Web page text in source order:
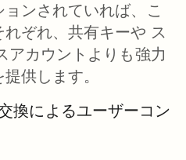
ンされていれば、こ
ぞれ、共有キーや ス
アカウントよりも強力
供します。
換によるユーザーコン